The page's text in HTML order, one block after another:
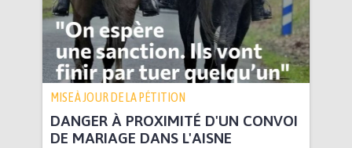
MISE À JOUR DE LA PÉTITION
DANGER À PROXIMITÉ D'UN CONVOI
DE MARIAGE DANS L'AISNE